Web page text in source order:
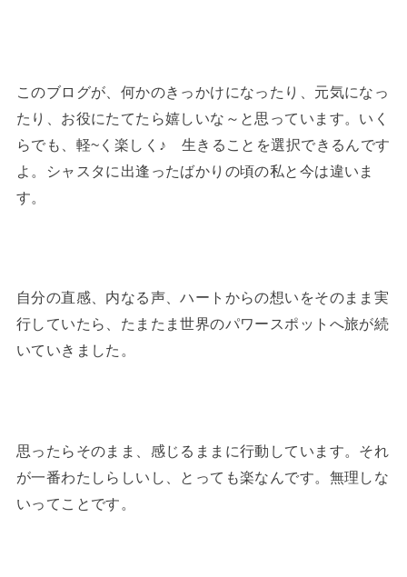
このブログが、何かのきっかけになったり、元気になっ
たり、お役にたてたら嬉しいな～と思っています。いく
らでも、軽~く楽しく♪ 生きることを選択できるんです
よ。シャスタに出逢ったばかりの頃の私と今は違いま
す。
自分の直感、内なる声、ハートからの想いをそのまま実
行していたら、たまたま世界のパワースポットへ旅が続
いていきました。
思ったらそのまま、感じるままに行動しています。それ
が一番わたしらしいし、とっても楽なんです。無理しな
いってことです。